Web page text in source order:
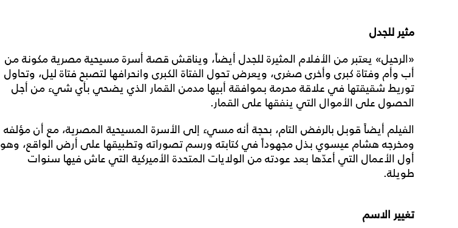
مثير للجدل
«الرحيل» يعتبر من الأفلام المثيرة للجدل أيضاً، ويناقش قصة أسرة مسيحية مصرية مكونة من
أب وأم وفتاة كبرى وأخرى صغرى، ويعرض تحول الفتاة الكبرى وانحرافها لتصبح فتاة ليل، وتحاول
توريط شقيقتها في علاقة محرمة بموافقة أبيها مدمن القمار الذي يضحي بأي شيء من أجل
الحصول على الأموال التي ينفقها على القمار.
الفيلم أيضاً قوبل بالرفض التام، بحجة أنه مسيء إلى الأسرة المسيحية المصرية، مع أن مؤلفه
ومخرجه هشام عيسوي بذل مجهوداً في كتابته ورسم تصوراته وتطبيقها على أرض الواقع، وهو
أول الأعمال التي أعدّها بعد عودته من الولايات المتحدة الأميركية التي عاش فيها سنوات
طويلة.
تغيير الاسم